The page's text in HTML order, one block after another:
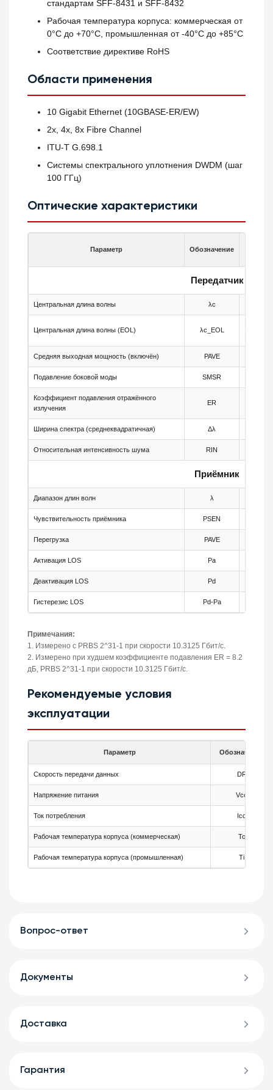
стандартам SFF-8431 и SFF-8432
Рабочая температура корпуса: коммерческая от
0°C до +70°C, промышленная от -40°C до +85°C
Соответствие директиве RoHS
Области применения
10 Gigabit Ethernet (10GBASE-ER/EW)
2x, 4x, 8x Fibre Channel
ITU-T G.698.1
Системы спектрального уплотнения DWDM (шаг
100 ГГц)
Оптические характеристики
Параметр Обозначение
Передатчик
Центральная длина волны λc
Центральная длина волны (EOL) λc_EOL
Средняя выходная мощность (включён) PAVE
Подавление боковой моды SMSR
Коэффициент подавления отражённого
излучения
ER
Ширина спектра (среднеквадратичная) Δλ
Относительная интенсивность шума RIN
Приёмник
Диапазон длин волн λ
Чувствительность приёмника PSEN
Перегрузка PAVE
Активация LOS Pa
Деактивация LOS Pd
Гистерезис LOS Pd-Pa
Примечания:
1. Измерено с PRBS 2^31-1 при скорости 10.3125 Гбит/с.
2. Измерено при худшем коэффициенте подавления ER = 8.2
дБ, PRBS 2^31-1 при скорости 10.3125 Гбит/с.
Рекомендуемые условия
эксплуатации
Параметр Обозначение
Скорость передачи данных DR
Напряжение питания Vcc
Ток потребления Icc
Рабочая температура корпуса (коммерческая) Tc
Рабочая температура корпуса (промышленная) Ti
Вопрос-ответ
Документы
Доставка
Гарантия